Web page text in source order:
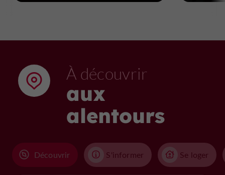
À découvrir
aux
alentours
Découvrir S'informer Se loger